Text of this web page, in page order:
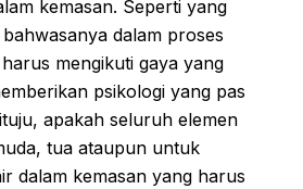
kemasan. Seperti yang
dalam proses
mengikuti gaya yang
psikologi yang pas
apakah seluruh elemen
tua ataupun untuk
dalam kemasan yang harus